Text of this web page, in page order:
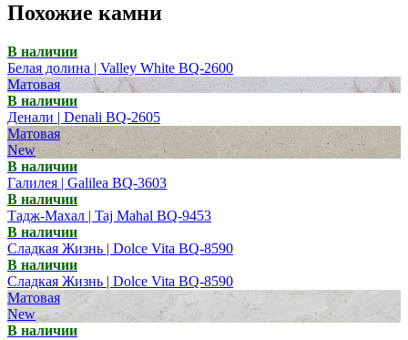
Похожие камни
В наличии
Белая долина | Valley White BQ-2600
Матовая
В наличии
Денали | Denali BQ-2605
Матовая
New
В наличии
Галилея | Galilea BQ-3603
В наличии
Тадж-Махал | Taj Mahal BQ-9453
В наличии
Сладкая Жизнь | Dolce Vita BQ-8590
В наличии
Сладкая Жизнь | Dolce Vita BQ-8590
Матовая
New
В наличии